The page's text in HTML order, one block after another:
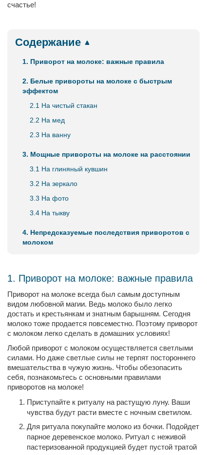
счастье!
Содержание
1. Приворот на молоке: важные правила
2. Белые привороты на молоке с быстрым
эффектом
2.1 На чистый стакан
2.2 На мед
2.3 На ванну
3. Мощные привороты на молоке на расстоянии
3.1 На глиняный кувшин
3.2 На зеркало
3.3 На фото
3.4 На тыкву
4. Непредсказуемые последствия приворотов с
молоком
1. Приворот на молоке: важные правила
Приворот на молоке всегда был самым доступным
видом любовной магии. Ведь молоко было легко
достать и крестьянкам и знатным барышням. Сегодня
молоко тоже продается повсеместно. Поэтому приворот
с молоком легко сделать в домашних условиях!
Любой приворот с молоком осуществляется светлыми
силами. Но даже светлые силы не терпят постороннего
вмешательства в чужую жизнь. Чтобы обезопасить
себя, познакомьтесь с основными правилами
приворотов на молоке!
Приступайте к ритуалу на растущую луну. Ваши
чувства будут расти вместе с ночным светилом.
Для ритуала покупайте молоко из бочки. Подойдет
парное деревенское молоко. Ритуал с неживой
пастеризованной продукцией будет пустой тратой